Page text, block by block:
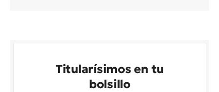
Titularísimos en tu
bolsillo